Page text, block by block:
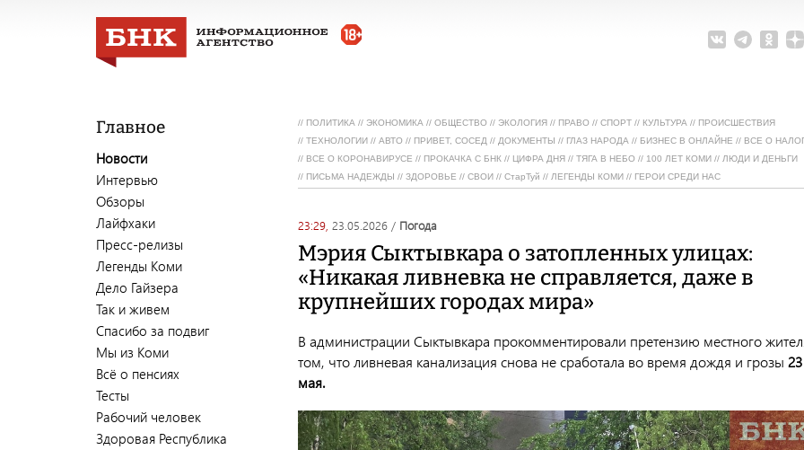
Главное
Новости
Интервью
Обзоры
Лайфхаки
Пресс-релизы
Легенды Коми
Дело Гайзера
Так и живем
Спасибо за подвиг
Мы из Коми
Всё о пенсиях
Тесты
Рабочий человек
Здоровая Республика
// ПОЛИТИКА // ЭКОНОМИКА // ОБЩЕСТВО // ЭКОЛОГИЯ // ПРАВО // СПОРТ // КУЛЬТУРА // ПРОИСШЕСТВИЯ
// ТЕХНОЛОГИИ // АВТО // ПРИВЕТ, СОСЕД // ДОКУМЕНТЫ // ГЛАЗ НАРОДА // БИЗНЕС В ОНЛАЙНЕ // ВСЕ О
// ВСЕ О КОРОНАВИРУСЕ // ПРОКАЧКА С БНК // ЦИФРА ДНЯ // ТЯГА В НЕБО // 100 ЛЕТ КОМИ // ЛЮДИ И ДЕНЬГИ
// ПИСЬМА НАДЕЖДЫ // ЗДОРОВЬЕ // СВОИ // СтарТуй // ЛЕГЕНДЫ КОМИ // ГЕРОИ СРЕДИ НАС
23:29, 23.05.2026 / погода
Мэрия Сыктывкара о затопленных улицах:
«Никакая ливневка не справляется, даже в
крупнейших городах мира»
В администрации Сыктывкара прокомментировали претензию местного
том, что ливневая канализация снова не сработала во время дождя и грозы 23
мая.